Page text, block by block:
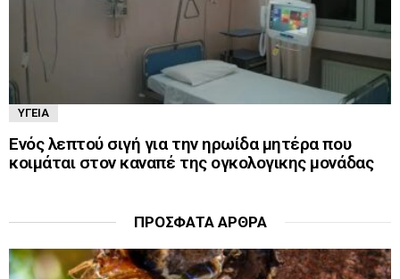
ΥΓΕΊΑ
Ενός λεπτού σιγή για την ηρωίδα μητέρα που
κοιμάται στον καναπέ της ογκολογικης μονάδας
ΠΡΌΣΦΑΤΑ ΆΡΘΡΑ